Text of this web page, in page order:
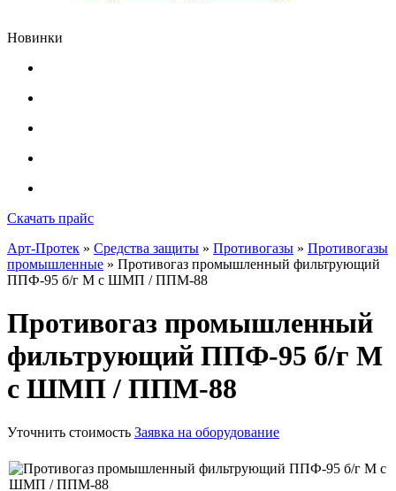
Новинки
Скачать прайс
Арт-Протек » Средства защиты » Противогазы » Противогазы
промышленные » Противогаз промышленный фильтрующий
ППФ-95 б/г М с ШМП / ППМ-88
Противогаз промышленный
фильтрующий ППФ-95 б/г М
с ШМП / ППМ-88
Уточнить стоимость Заявка на оборудование